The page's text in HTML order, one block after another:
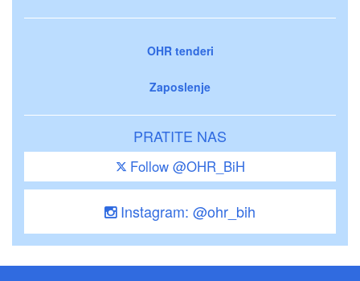
OHR tenderi
Zaposlenje
PRATITE NAS
Follow @OHR_BiH
Instagram: @ohr_bih